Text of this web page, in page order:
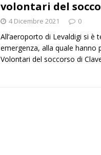
volontari del
4 Dicembre 2021 0
All’aeroporto di Levaldigi si è
emergenza, alla quale hanno
Volontari del soccorso di